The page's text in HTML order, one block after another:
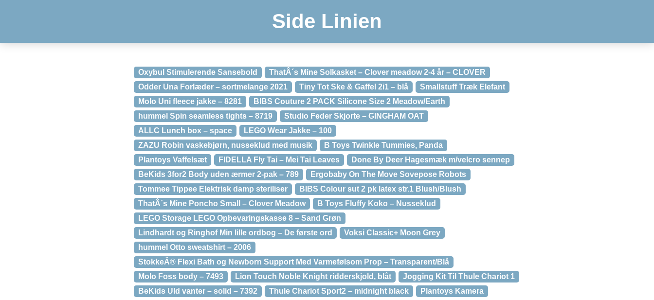
Side Linien
Oxybul Stimulerende Sansebold
ThatÂ´s Mine Solkasket – Clover meadow 2-4 år – CLOVER
Odder Una Forlæder – sortmelange 2021
Tiny Tot Ske & Gaffel 2i1 – blå
Smallstuff Træk Elefant
Molo Uni fleece jakke – 8281
BIBS Couture 2 PACK Silicone Size 2 Meadow/Earth
hummel Spin seamless tights – 8719
Studio Feder Skjorte – GINGHAM OAT
ALLC Lunch box – space
LEGO Wear Jakke – 100
ZAZU Robin vaskebjørn, nusseklud med musik
B Toys Twinkle Tummies, Panda
Plantoys Vaffelsæt
FIDELLA Fly Tai – Mei Tai Leaves
Done By Deer Hagesmæk m/velcro sennep
BeKids 3for2 Body uden ærmer 2-pak – 789
Ergobaby On The Move Sovepose Robots
Tommee Tippee Elektrisk damp steriliser
BIBS Colour sut 2 pk latex str.1 Blush/Blush
ThatÂ´s Mine Poncho Small – Clover Meadow
B Toys Fluffy Koko – Nusseklud
LEGO Storage LEGO Opbevaringskasse 8 – Sand Grøn
Lindhardt og Ringhof Min lille ordbog – De første ord
Voksi Classic+ Moon Grey
hummel Otto sweatshirt – 2006
StokkeÂ® Flexi Bath og Newborn Support Med Varmefølsom Prop – Transparent/Blå
Molo Foss body – 7493
Lion Touch Noble Knight ridderskjold, blåt
Jogging Kit Til Thule Chariot 1
BeKids Uld vanter – solid – 7392
Thule Chariot Sport2 – midnight black
Plantoys Kamera